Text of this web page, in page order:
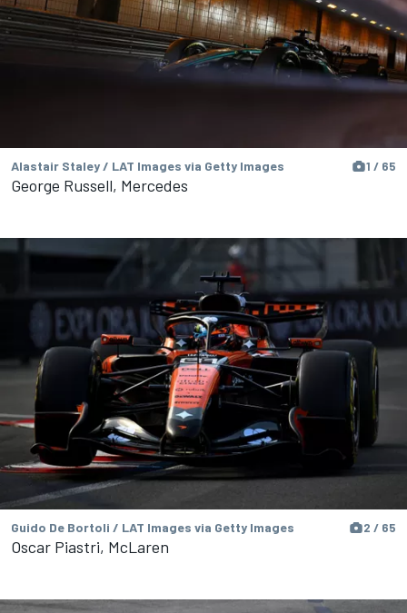
Alastair Staley / LAT Images via Getty Images 1 / 65
George Russell, Mercedes
Guido De Bortoli / LAT Images via Getty Images 2 / 65
Oscar Piastri, McLaren